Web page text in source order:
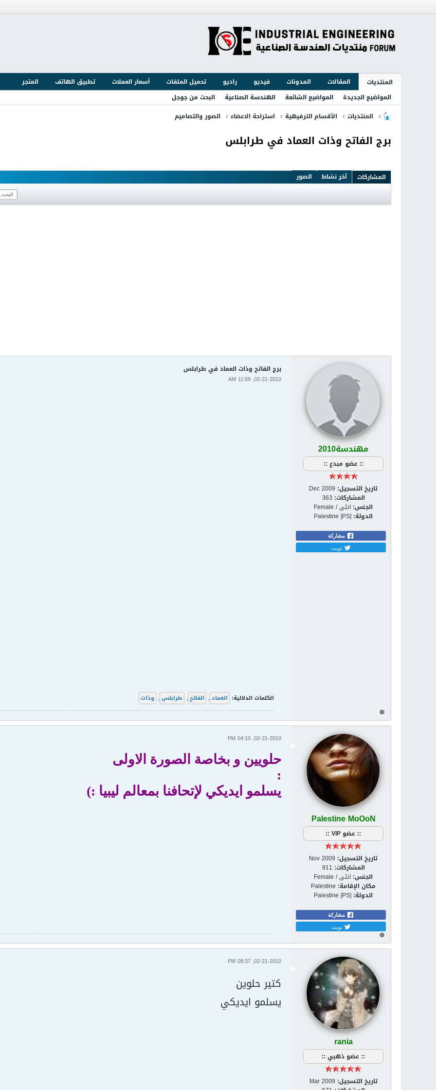
المنتديات المقالات المدونات فيديو راديو تحميل الملفات أسعار العملات تطبيق الهاتف
المتجر
المواضيع الجديدة
المواضيع الشائعة الهندسة الصناعية
البحث من جوجل
المنتديات
الأقسام الترفيهية استراحة الاعضاء الصور والتصاميم
برج الفاتح وذات العماد في طرابلس
المشاركات آخر نشاط الصور
مهندسة2010
:: عضو مبدع ::
تاريخ التسجيل: Dec 2009
المشاركات: 363
الجنس: انثى / Female
الدولة: Palestine [PS]
مشاركة
تويت
برج الفاتح وذات العماد في طرابلس
02-21-2010, 11:59 AM
الكلمات الدلالية: العماد , الفاتح , طرابلس , وذات
Palestine MoOoN
:: عضو VIP ::
تاريخ التسجيل: Nov 2009
المشاركات: 911
الجنس: انثى / Female
مكان الإقامة: Palestine
الدولة: Palestine [PS]
مشاركة
تويت
02-21-2010, 04:10 PM
حلويين و بخاصة الصورة الاولى
:
يسلمو ايديكي لإتحافنا بمعالم ليبيا :)
rania
:: عضو ذهبي ::
تاريخ التسجيل: Mar 2009
02-21-2010, 08:37 PM
كتير حلوين
يسلمو ايديكي